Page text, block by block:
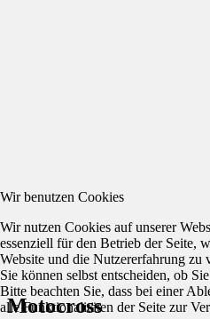
Motocross
Wir benutzen Cookies
Wir nutzen Cookies auf unserer
essenziell für den Betrieb der Seite,
Website und die Nutzererfahrung zu
Sie können selbst entscheiden, ob
Bitte beachten Sie, dass bei einer
alle Funktionalitäten der Seite zur